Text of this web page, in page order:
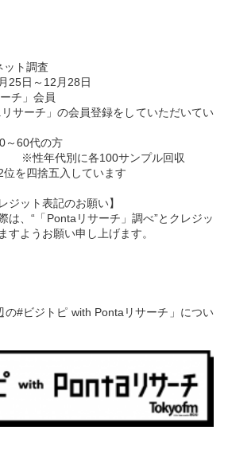
ット調査
25日～12月28日
チ」会員
リサーチ」の会員登録をしていただいてい
～60代の方
※性年代別に各100サンプル回収
を四捨五入しています
ジット表記のお願い】
は、“「Pontaリサーチ」調べ”とクレジッ
すようお願い申し上げます。
の#ビジトピ with Pontaリサーチ」につい